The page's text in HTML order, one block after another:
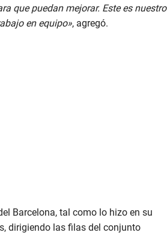
que puedan mejorar. Este es nuestro
en equipo», agregó.
Barcelona, tal como lo hizo en su
dirigiendo las filas del conjunto